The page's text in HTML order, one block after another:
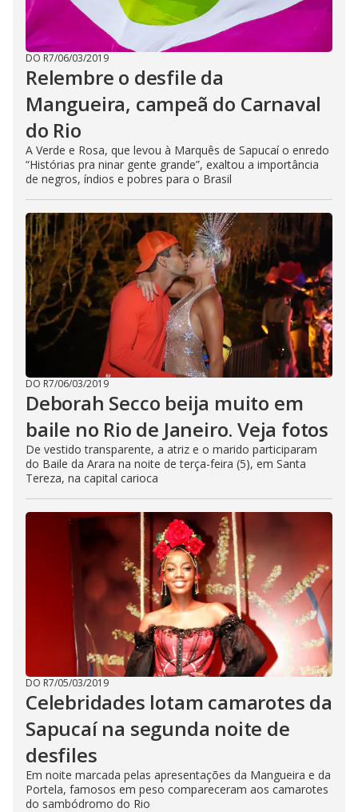
DO R7/06/03/2019
Relembre o desfile da
Mangueira, campeã do Carnaval
do Rio
A Verde e Rosa, que levou à Marquês de Sapucaí o enredo
“Histórias pra ninar gente grande”, exaltou a importância
de negros, índios e pobres para o Brasil
DO R7/06/03/2019
Deborah Secco beija muito em
baile no Rio de Janeiro. Veja fotos
De vestido transparente, a atriz e o marido participaram
do Baile da Arara na noite de terça-feira (5), em Santa
Tereza, na capital carioca
DO R7/05/03/2019
Celebridades lotam camarotes da
Sapucaí na segunda noite de
desfiles
Em noite marcada pelas apresentações da Mangueira e da
Portela, famosos em peso compareceram aos camarotes
do sambódromo do Rio